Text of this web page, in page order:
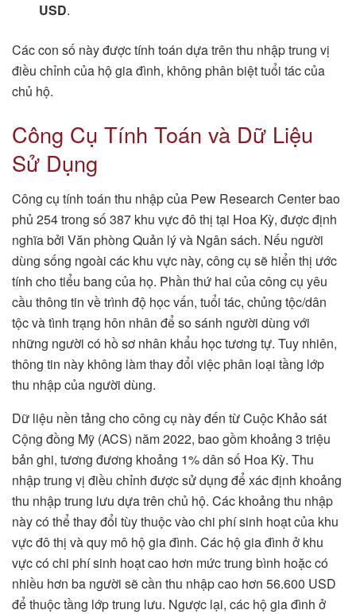
USD.
Các con số này được tính toán dựa trên thu nhập trung vị
điều chỉnh của hộ gia đình, không phân biệt tuổi tác của
chủ hộ.
Công Cụ Tính Toán và Dữ Liệu
Sử Dụng
Công cụ tính toán thu nhập của Pew Research Center bao
phủ 254 trong số 387 khu vực đô thị tại Hoa Kỳ, được định
nghĩa bởi Văn phòng Quản lý và Ngân sách. Nếu người
dùng sống ngoài các khu vực này, công cụ sẽ hiển thị ước
tính cho tiểu bang của họ. Phần thứ hai của công cụ yêu
cầu thông tin về trình độ học vấn, tuổi tác, chủng tộc/dân
tộc và tình trạng hôn nhân để so sánh người dùng với
những người có hồ sơ nhân khẩu học tương tự. Tuy nhiên,
thông tin này không làm thay đổi việc phân loại tầng lớp
thu nhập của người dùng.
Dữ liệu nền tảng cho công cụ này đến từ Cuộc Khảo sát
Cộng đồng Mỹ (ACS) năm 2022, bao gồm khoảng 3 triệu
bản ghi, tương đương khoảng 1% dân số Hoa Kỳ. Thu
nhập trung vị điều chỉnh được sử dụng để xác định khoảng
thu nhập trung lưu dựa trên chủ hộ. Các khoảng thu nhập
này có thể thay đổi tùy thuộc vào chi phí sinh hoạt của khu
vực đô thị và quy mô hộ gia đình. Các hộ gia đình ở khu
vực có chi phí sinh hoạt cao hơn mức trung bình hoặc có
nhiều hơn ba người sẽ cần thu nhập cao hơn 56.600 USD
để thuộc tầng lớp trung lưu. Ngược lại, các hộ gia đình ở